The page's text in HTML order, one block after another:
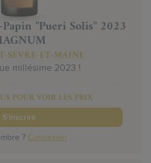
"Pueri Solis" 2023
SÈVRE-ET-MAINE
millésime 2023 !
POUR VOIR LES PRIX
S'inscrire
? Connexion